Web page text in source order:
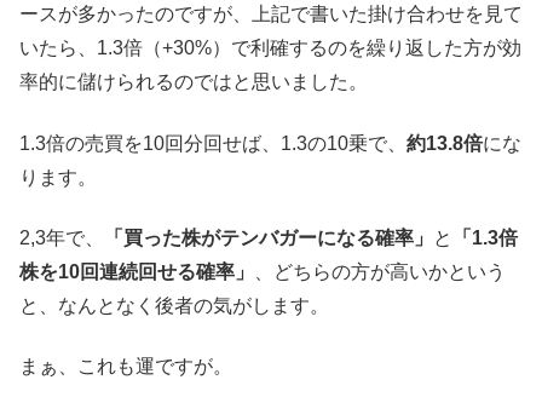
ースが多かったのですが、上記で書いた掛け合わせを見て
いたら、1.3倍（+30%）で利確するのを繰り返した方が効
率的に儲けられるのではと思いました。
1.3倍の売買を10回分回せば、1.3の10乗で、 約13.8倍にな
ります。
2,3年で、 「買った株がテンバガーになる確率」 と
「1.3倍
株を10回連続回せる確率」
、どちらの方が高いかという
と、なんとなく後者の気がします。
まぁ、これも運ですが。